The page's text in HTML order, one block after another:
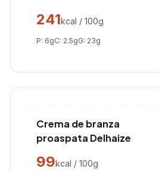
241kcal / 100g
P: 6gC: 2.5gG: 23g
Crema de branza
proaspata Delhaize
99kcal / 100g